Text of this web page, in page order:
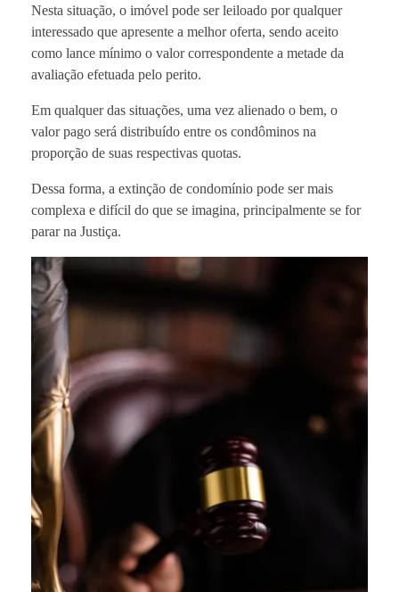
Nesta situação, o imóvel pode ser leiloado por qualquer
interessado que apresente a melhor oferta, sendo aceito
como lance mínimo o valor correspondente a metade da
avaliação efetuada pelo perito.
Em qualquer das situações, uma vez alienado o bem, o
valor pago será distribuído entre os condôminos na
proporção de suas respectivas quotas.
Dessa forma, a extinção de condomínio pode ser mais
complexa e difícil do que se imagina, principalmente se for
parar na Justiça.